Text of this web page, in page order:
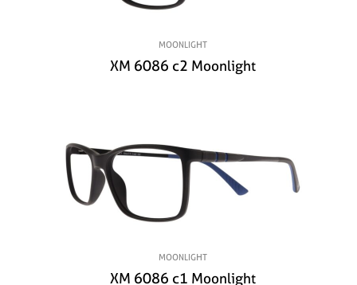
MOONLIGHT
XM 6086 c2 Moonlight
MOONLIGHT
XM 6086 c1 Moonlight